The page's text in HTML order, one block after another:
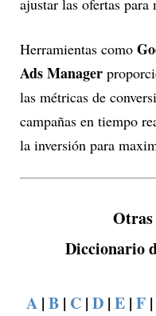
ajustar las ofertas
Herramientas como
Ads Manager
las métricas de
campañas en tiempo
la inversión para
Otras
Diccionario
A| B| C| D| E| F|